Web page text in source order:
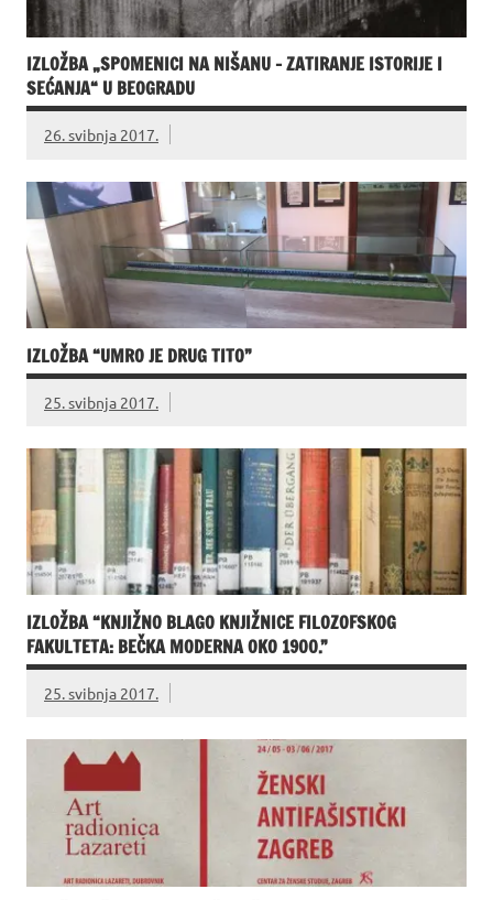
IZLOŽBA „SPOMENICI NA NIŠANU – ZATIRANJE ISTORIJE I
SEĆANJA“ U BEOGRADU
26. svibnja 2017.
IZLOŽBA “UMRO JE DRUG TITO”
25. svibnja 2017.
IZLOŽBA “KNJIŽNO BLAGO KNJIŽNICE FILOZOFSKOG
FAKULTETA: BEČKA MODERNA OKO 1900.”
25. svibnja 2017.